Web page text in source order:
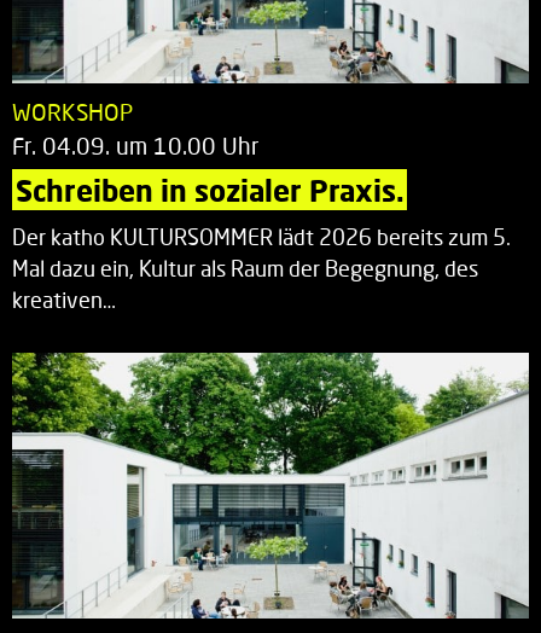
WORKSHOP
Fr. 04.09. um 10.00 Uhr
Schreiben in sozialer Praxis.
Der katho KULTURSOMMER lädt 2026 bereits zum 5.
Mal dazu ein, Kultur als Raum der Begegnung, des
kreativen…